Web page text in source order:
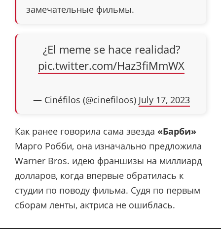
замечательные фильмы.
¿El meme se hace realidad?
pic.twitter.com/Haz3fiMmWX
— Cinéfilos (@cinefiloos) July 17, 2023
Как ранее говорила сама звезда «Барби»
Марго Робби, она изначально предложила
Warner Bros. идею франшизы на миллиард
долларов, когда впервые обратилась к
студии по поводу фильма. Судя по первым
сборам ленты, актриса не ошиблась.